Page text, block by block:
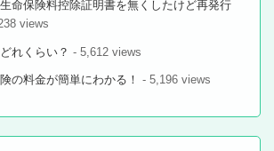
命保険料控除証明書を無くしたけど再発行
views
れくらい？ - 5,612 views
の料金が簡単にわかる！ - 5,196 views